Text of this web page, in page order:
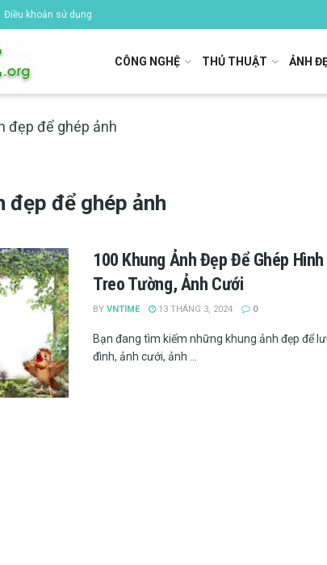
Điều khoản sử dụng
CÔNG NGHỆ THỦ THUẬT ẢNH
đẹp để ghép ảnh
đẹp để ghép ảnh
100 Khung Ảnh Đẹp Để Ghép
Treo Tường, Ảnh Cưới
BY VNTIME 13 THÁNG 3, 2024 0
Bạn đang tìm kiếm những khung ảnh đẹp để
đình, ảnh cưới, ảnh ...